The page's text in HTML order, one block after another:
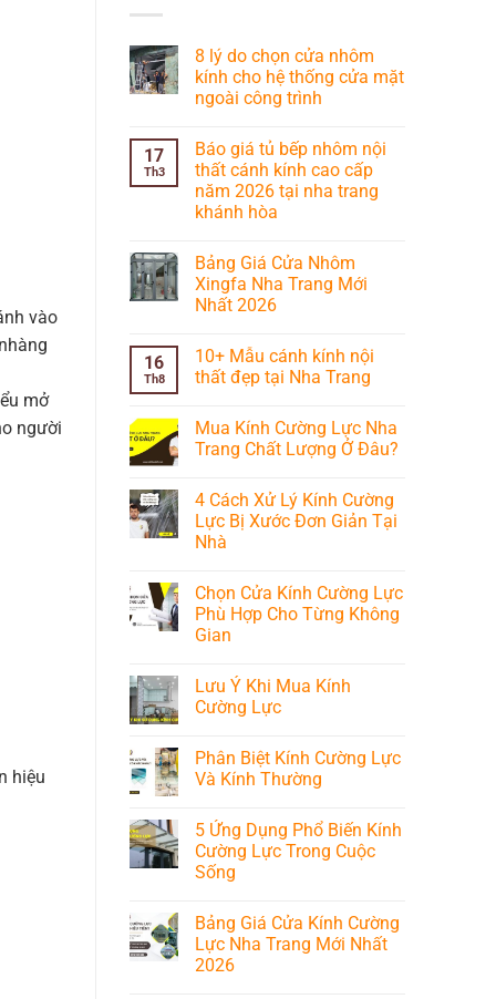
vào
mở
người
hiệu
8 lý do chọn cửa nhôm
kính cho hệ thống cửa mặt
ngoài công trình
bình
luận
ở
8
lý
do
nhôm
kính
cho
hệ
mặt
ngoài
công
17
Th3
Báo giá tủ bếp nhôm nội
thất cánh kính cao cấp
năm 2026 tại nha trang
khánh hòa
bình
luận
ở
Báo
bếp
nhôm
nội
kính
cao
cấp
tại
nha
trang
khánh
hòa
Bảng Giá Cửa Nhôm
Xingfa Nha Trang Mới
Nhất 2026
bình
luận
ở
Cửa
Nhôm
Xingfa
Mới
Nhất
2026
16
Th8
10+ Mẫu cánh kính nội
thất đẹp tại Nha Trang
bình
luận
cánh
kính
nội
thất
Nha
Trang
Mua Kính Cường Lực Nha
Trang Chất Lượng Ở Đâu?
bình
luận
ở
Mua
Lực
Nha
Trang
Chất
Lượng
4 Cách Xử Lý Kính Cường
Lực Bị Xước Đơn Giản Tại
Nhà
bình
luận
ở
4
Lý
Kính
Cường
Xước
Đơn
Giản
Chọn Cửa Kính Cường Lực
Phù Hợp Cho Từng Không
Gian
bình
luận
ở
Kính
Cường
Lực
Cho
Từng
Không
Gian
Lưu Ý Khi Mua Kính
Cường Lực
bình
luận
ở
Khi
Mua
Kính
Cường
Phân Biệt Kính Cường Lực
Và Kính Thường
bình
luận
ở
Phân
Cường
Lực
Và
Kính
Thường
5 Ứng Dụng Phổ Biến Kính
Cường Lực Trong Cuộc
Sống
bình
luận
ở
5
Bảng Giá Cửa Kính Cường
Lực Nha Trang Mới Nhất
2026